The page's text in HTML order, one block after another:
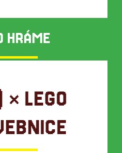
HRÁME
× LEGO